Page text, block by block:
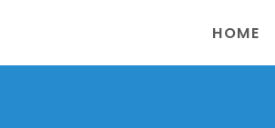
HOME